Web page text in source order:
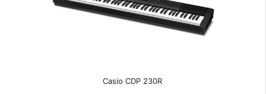
Casio CDP 230R